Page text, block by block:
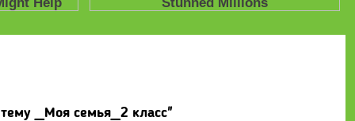
_Моя семья_2 класс"